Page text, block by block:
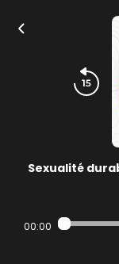
Sexualité
00:00